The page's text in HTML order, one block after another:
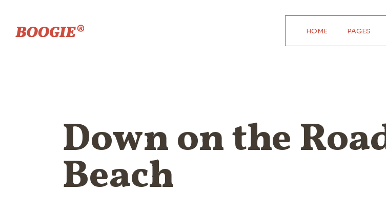
HOME
Parallax Showcase
Designer Portfolio
PAGES
Our Team
Contact
Down on the
Beach